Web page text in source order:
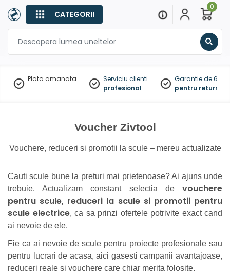
CATEGORII
0
Plata amanata
Serviciu clienti
profesional
Garantie de 60
pentru
Voucher Zivtool
Vouchere, reduceri si promotii la scule – mereu actualizate
Cauti scule bune la preturi mai prietenoase? Ai ajuns unde
trebuie. Actualizam constant selectia de vouchere
pentru scule, reduceri la scule si promotii pentru
scule electrice, ca sa prinzi ofertele potrivite exact cand
ai nevoie de ele.
Fie ca ai nevoie de scule pentru proiecte profesionale sau
pentru lucrari de acasa, aici gasesti campanii avantajoase,
reduceri reale si vouchere care chiar merita folosite.